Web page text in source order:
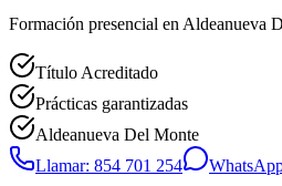
Formación presencial en Aldeanueva
Título Acreditado
Prácticas garantizadas
Aldeanueva Del Monte
Llamar: 854 701 254